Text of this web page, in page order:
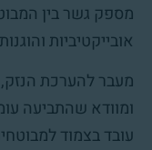
מספק גשר בין
אובייקטיביות
מעבר להערכת
ומוודא שהתביעה
עובד בצמוד